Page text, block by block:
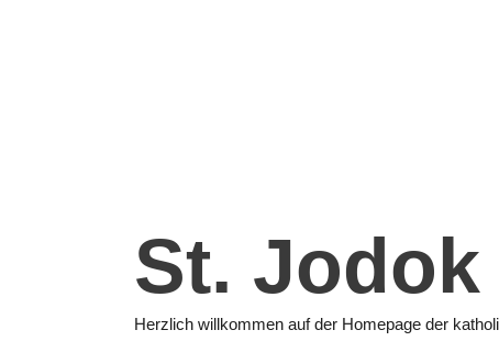
St. Jodok
Herzlich willkommen auf der Homepage der